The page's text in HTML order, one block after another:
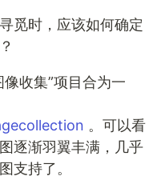
觅时，应该如何确定
收集”项目合为一
。可以看
逐渐羽翼丰满，几乎
支持了。